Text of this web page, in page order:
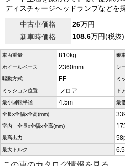
ディスチャージヘッドランプなどを
中古車価格
26万円
新車時価格
108.6万円(税抜)
車両重量 810kg 乗
ホイールベース 2360mm シ
駆動方式 FF ミ
ミッション位置 フロア ド
最小回転半径 4.5m 最
全長x全幅x全高(mm)
室内 全長x全幅x全高(mm)
最高出力
最大トルク